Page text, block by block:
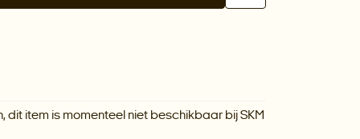
dit item is momenteel niet beschikbaar bijSKM